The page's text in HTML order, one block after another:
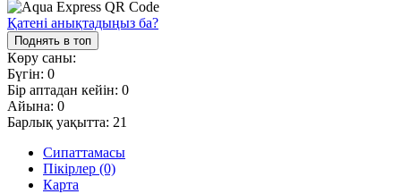
Қатені анықтадыңыз ба?
Поднять в топ
Көру саны:
Бүгін: 0
Бір аптадан кейін: 0
Айына: 0
Барлық уақытта: 21
Сипаттамасы
Пікірлер (0)
Карта